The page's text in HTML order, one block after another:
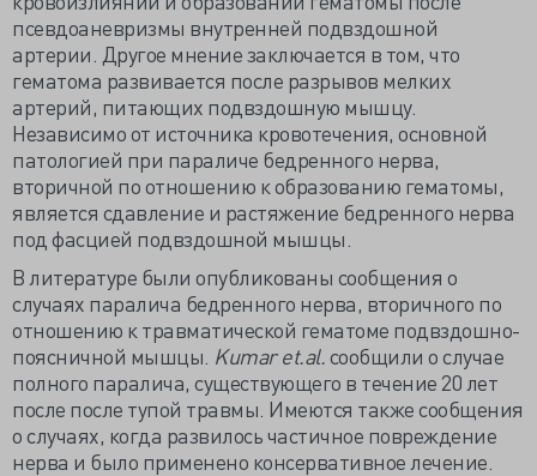
псевдоаневризмы внутренней подвздошной
артерии. Другое мнение заключается в том, что
гематома развивается после разрывов мелких
артерий, питающих подвздошную мышцу.
Независимо от источника кровотечения, основной
патологией при параличе бедренного нерва,
вторичной по отношению к образованию гематомы,
является сдавление и растяжение бедренного нерва
под фасцией подвздошной мышцы.
В литературе были опубликованы сообщения о
случаях паралича бедренного нерва, вторичного по
отношению к травматической гематоме подвздошно-
поясничной мышцы. Kumaret.al.сообщили о случае
полного паралича, существующего в течение 20 лет
после после тупой травмы. Имеются также сообщения
о случаях, когда развилось частичное повреждение
нерва и было применено консервативное лечение.